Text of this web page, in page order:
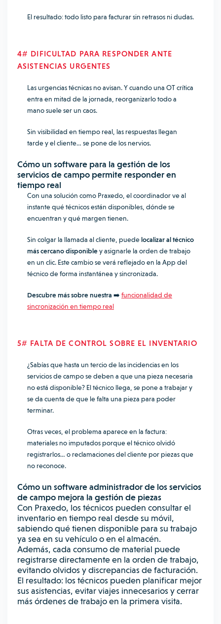
El resultado: todo listo para facturar sin retrasos ni dudas.
4# DIFICULTAD PARA RESPONDER ANTE
ASISTENCIAS URGENTES
Las urgencias técnicas no avisan. Y cuando una OT crítica
entra en mitad de la jornada, reorganizarlo todo a
mano suele ser un caos.
Sin visibilidad en tiempo real, las respuestas llegan
tarde y el cliente… se pone de los nervios.
Cómo un software para la gestión de los
servicios de campo permite responder en
tiempo real
Con una solución como Praxedo, el coordinador ve al
instante qué técnicos están disponibles, dónde se
encuentran y qué margen tienen.
Sin colgar la llamada al cliente, puedelocalizar al técnico
más cercano disponibley asignarle la orden de trabajo
en un clic. Este cambio se verá reflejado en la App del
técnico de forma instantánea y sincronizada.
Descubre más sobre nuestra ➡️ funcionalidad de
sincronización en tiempo real
5# FALTA DE CONTROL SOBRE EL INVENTARIO
¿Sabías que hasta un tercio de las incidencias en los
servicios de campo se deben a que una pieza necesaria
no está disponible? El técnico llega, se pone a trabajar y
se da cuenta de que le falta una pieza para poder
terminar.
Otras veces, el problema aparece en la factura:
materiales no imputados porque el técnico olvidó
registrarlos… o reclamaciones del cliente por piezas que
no reconoce.
Cómo un software administrador de los servicios
de campo mejora la gestión de piezas
Con Praxedo, los técnicos pueden consultar el
inventario en tiempo real desde su móvil,
sabiendo qué tienen disponible para su trabajo
ya sea en su vehículo o en el almacén.
Además, cada consumo de material puede
registrarse directamente en la orden de trabajo,
evitando olvidos y discrepancias de facturación.
El resultado: los técnicos pueden planificar mejor
sus asistencias, evitar viajes innecesarios y cerrar
más órdenes de trabajo en la primera visita.